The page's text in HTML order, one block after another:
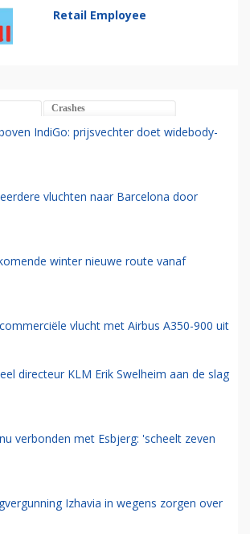
Retail Employee
Crashes
IndiGo: prijsvechter doet widebody-
vluchten naar Barcelona door
winter nieuwe route vanaf
vlucht met Airbus A350-900 uit
directeur KLM Erik Swelheim aan de slag
verbonden met Esbjerg: 'scheelt zeven
Izhavia in wegens zorgen over